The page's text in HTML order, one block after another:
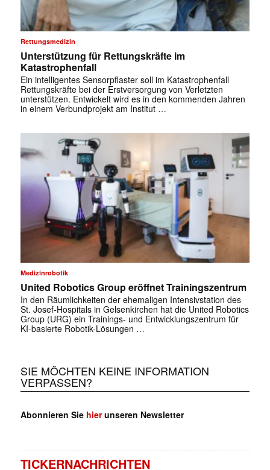
Rettungsmedizin
Unterstützung für Rettungskräfte im
Katastrophenfall
Ein intelligentes Sensorpflaster soll im Katastrophenfall
Rettungskräfte bei der Erstversorgung von Verletzten
unterstützen. Entwickelt wird es in den kommenden Jahren
in einem Verbundprojekt am Institut …
Medizinrobotik
United Robotics Group eröffnet Trainingszentrum
In den Räumlichkeiten der ehemaligen Intensivstation des
St. Josef-Hospitals in Gelsenkirchen hat die United Robotics
Group (URG) ein Trainings- und Entwicklungszentrum für
KI-basierte Robotik-Lösungen …
SIE MÖCHTEN KEINE INFORMATION
VERPASSEN?
Abonnieren Sie hierunseren Newsletter
TICKERNACHRICHTEN